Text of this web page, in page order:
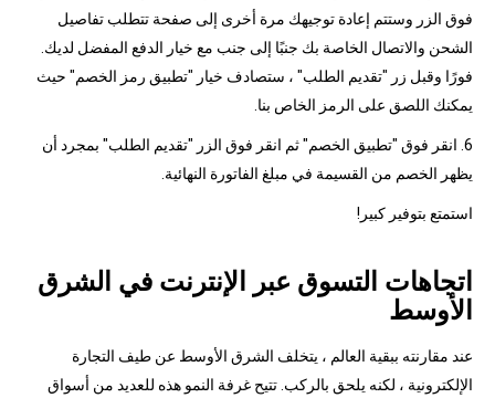
فوق الزر وستتم إعادة توجيهك مرة أخرى إلى صفحة تتطلب تفاصيل
الشحن والاتصال الخاصة بك جنبًا إلى جنب مع خيار الدفع المفضل لديك.
فورًا وقبل زر "تقديم الطلب" ، ستصادف خيار "تطبيق رمز الخصم" حيث
يمكنك اللصق على الرمز الخاص بنا.
6. انقر فوق "تطبيق الخصم" ثم انقر فوق الزر "تقديم الطلب" بمجرد أن
يظهر الخصم من القسيمة في مبلغ الفاتورة النهائية.
استمتع بتوفير كبير!
اتجاهات التسوق عبر الإنترنت في الشرق
الأوسط
عند مقارنته ببقية العالم ، يتخلف الشرق الأوسط عن طيف التجارة
الإلكترونية ، لكنه يلحق بالركب. تتيح غرفة النمو هذه للعديد من أسواق